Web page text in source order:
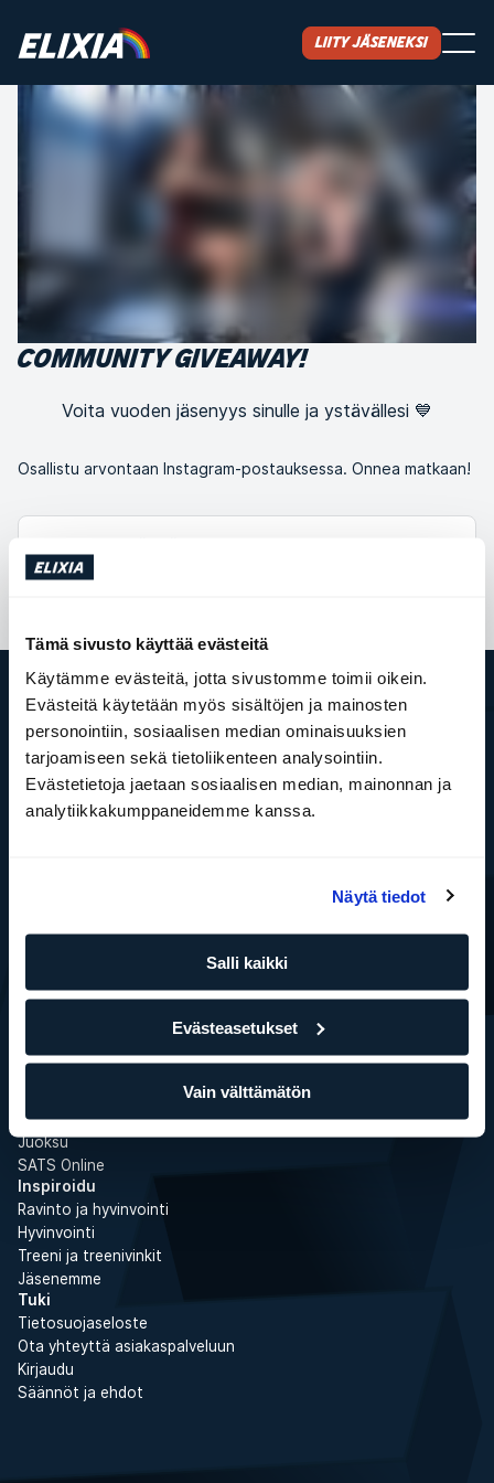
Tämä sivusto käyttää evästeitä
Käytämme evästeitä, jotta sivustomme toimii oikein.
Evästeitä käytetään myös sisältöjen ja mainosten
personointiin, sosiaalisen median ominaisuuksien
tarjoamiseen sekä tietoliikenteen analysointiin.
Evästetietoja jaetaan sosiaalisen median, mainonnan ja
analytiikkakumppaneidemme kanssa.
Näytä tiedot
Salli kaikki
Evästeasetukset
Vain välttämätön
Liity jäseneksi
COMMUNITY GIVEAWAY!
Voita vuoden jäsenyys sinulle ja ystävällesi 💙
Osallistu arvontaan Instagram-postauksessa. Onnea matkaan!
ELIXIA
Tämä on SATS Group
Töihin ELIXIAlle
Media
Etsimme liiketiloja
Ryhmäliikuntatunnit
Boot Camp
Kuntosaliohjelmat
Juoksu
SATS Online
Inspiroidu
Ravinto ja hyvinvointi
Hyvinvointi
Treeni ja treenivinkit
Jäsenemme
Tuki
Tietosuojaseloste
Ota yhteyttä asiakaspalveluun
Kirjaudu
Säännöt ja ehdot